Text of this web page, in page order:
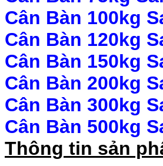
Cân Bàn 100kg
Cân Bàn 120kg
Cân Bàn 150kg
Cân Bàn 200kg
Cân Bàn 300kg
Cân Bàn 500kg
Thông tin sản